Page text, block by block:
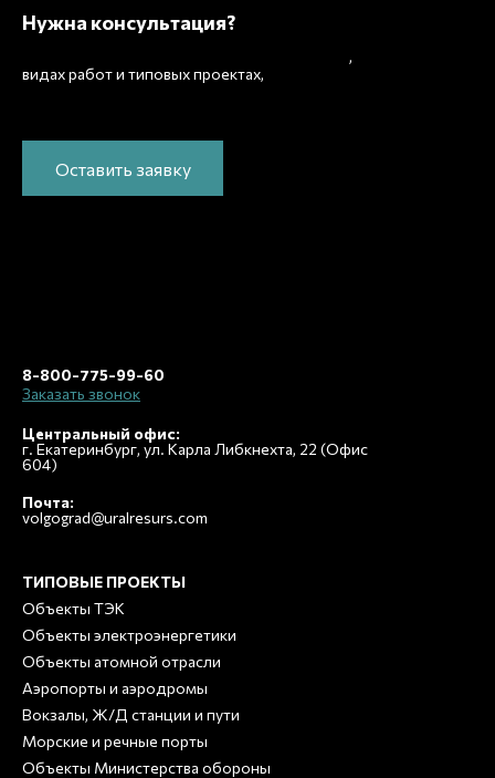
Нужна консультация?
,
видах работ и типовых проектах,
стоимость и подготовим индивидуальное
Оставить заявку
8-800-775-99-60
Заказать звонок
Центральный офис:
г. Екатеринбург, ул. Карла Либкнехта, 22 (Офис
604)
Почта:
volgograd@uralresurs.com
ТИПОВЫЕ ПРОЕКТЫ
Объекты ТЭК
Объекты электроэнергетики
Объекты атомной отрасли
Аэропорты и аэродромы
Вокзалы, Ж/Д станции и пути
Морские и речные порты
Объекты Министерства обороны